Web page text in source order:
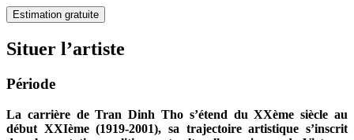
Estimation gratuite
Situer l’artiste
Période
La carrière de Tran Dinh Tho s’étend du XXème siècle au
début XXIème (1919-2001), sa trajectoire artistique s’inscrit